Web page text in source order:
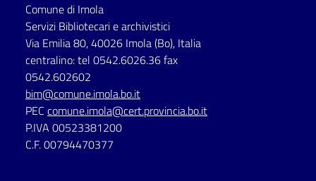
Comune di Imola
Servizi Bibliotecari e archivistici
Via Emilia 80, 40026 Imola (Bo), Italia
centralino: tel 0542.6026.36 fax
0542.602602
bim@comune.imola.bo.it
PEC comune.imola@cert.provincia.bo.it
P.IVA 00523381200
C.F. 00794470377